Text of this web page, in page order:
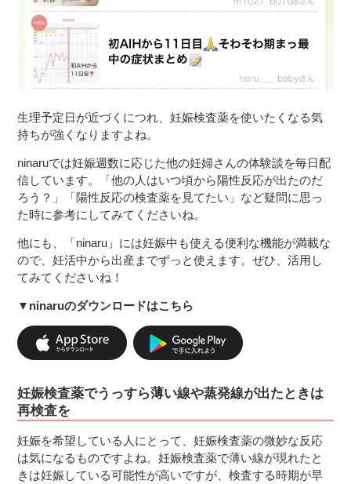
生理予定日が近づくにつれ、妊娠検査薬を使いたくなる気
持ちが強くなりますよね。
ninaruでは妊娠週数に応じた他の妊婦さんの体験談を毎日配
信しています。「他の人はいつ頃から陽性反応が出たのだ
ろう？」「陽性反応の検査薬を見てたい」など疑問に思っ
た時に参考にしてみてくださいね。
他にも、「ninaru」には妊娠中も使える便利な機能が満載な
ので、妊活中から出産までずっと使えます。ぜひ、活用し
てみてくださいね！
▼ninaruのダウンロードはこちら
妊娠検査薬でうっすら薄い線や蒸発線が出たときは
再検査を
妊娠を希望している人にとって、妊娠検査薬の微妙な反応
は気になるものですよね。妊娠検査薬で薄い線が現れたと
きは妊娠している可能性が高いですが、検査する時期が早